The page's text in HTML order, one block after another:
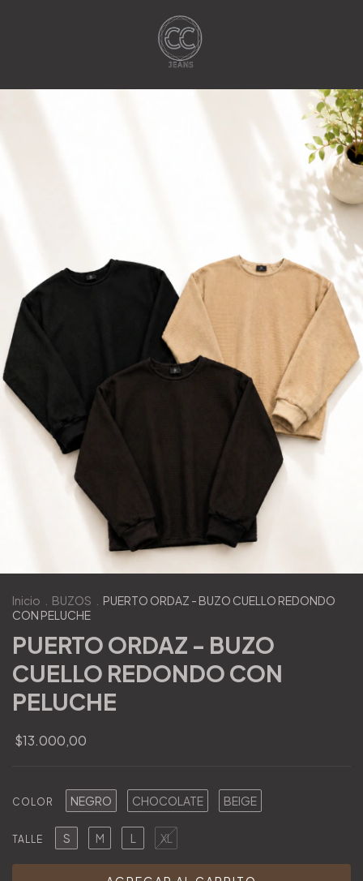
Inicio BUZOS
PUERTO ORDAZ - BUZO CUELLO REDONDO
CON PELUCHE
PUERTO ORDAZ - BUZO
CUELLO REDONDO CON
PELUCHE
$13.000,00
COLOR NEGRO CHOCOLATE BEIGE
TALLE S M L XL